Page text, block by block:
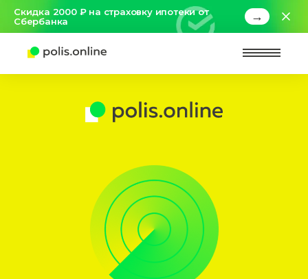
Скидка 2000 ₽ на страховку ипотеки от
Сбербанка
→